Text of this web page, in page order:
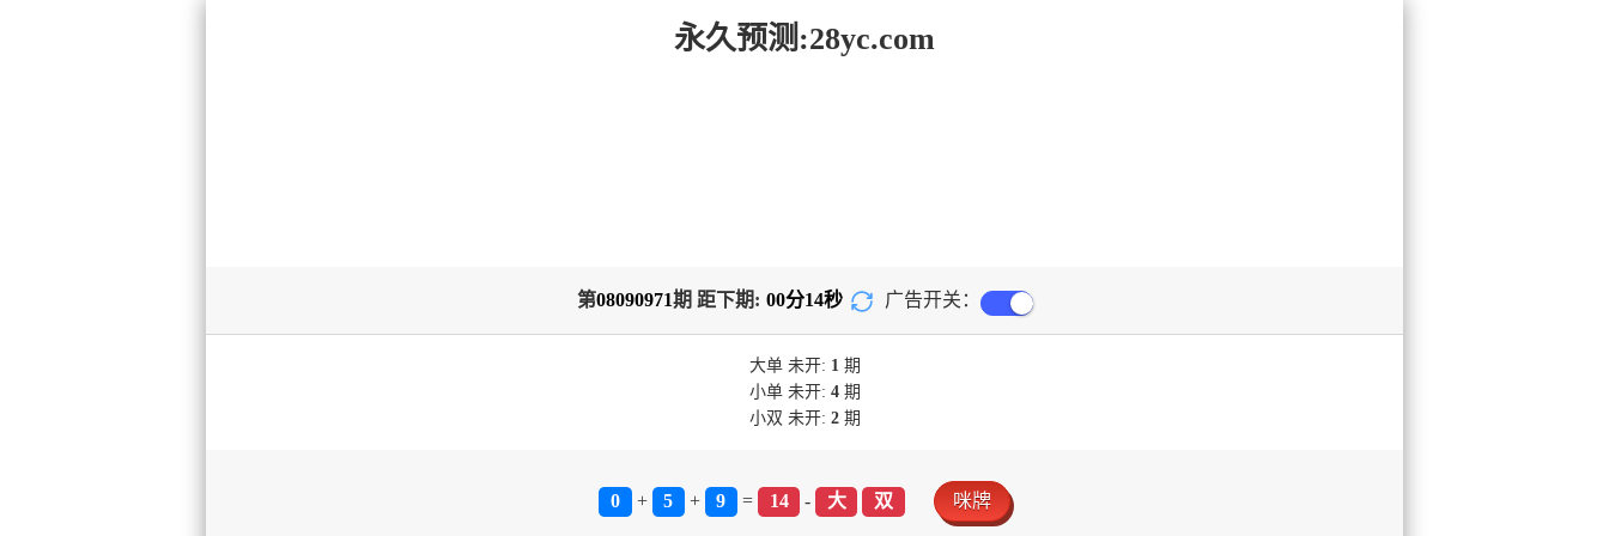
永久预测:28yc.com
第08090971期 距下期: 00分13秒 广告开关：
大单 未开: 1期
小单 未开: 4期
小双 未开: 2期
0 + 5 + 9 = 14 - 大 双 咪牌